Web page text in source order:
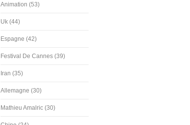
Animation (53)
Uk (44)
Espagne (42)
Festival De Cannes (39)
Iran (35)
Allemagne (30)
Mathieu Amalric (30)